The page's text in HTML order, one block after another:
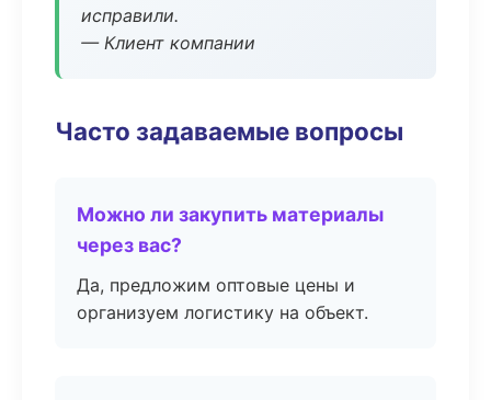
исправили.
— Клиент компании
Часто задаваемые вопросы
Можно ли закупить материалы
через вас?
Да, предложим оптовые цены и
организуем логистику на объект.